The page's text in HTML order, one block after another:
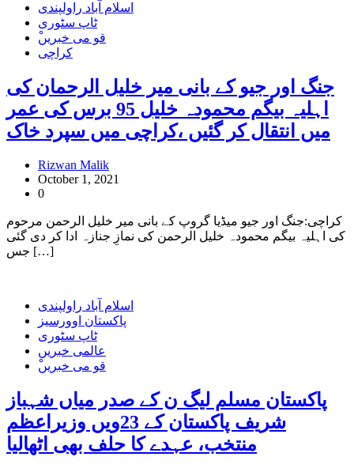
اسلام آباد راولپندی
ٹاپ سٹوری
ْقو می خبریں
کراچی
جنگ اور جیو کے بانی میر خلیل الرحمان کی
اہلیہ بیگم محمودہ خلیل 95 برس کی عمر
میں انتقال کر گئیں ،کراچی میں سپرد خاک
Rizwan Malik
October 1, 2021
0
کراچی:جنگ اور جیو میڈیا گروپ کے بانی میر خلیل الرحمن مرحوم
کی اہلیہ بیگم محمودہ خلیل الرحمن کی نمازِ جنازہ ادا کر دی گئی
جس […]
اسلام آباد راولپندی
پاکستان اوورسیز
ٹاپ سٹوری
عالمی خبریں
ْقو می خبریں
پاکستان مسلم لیگ ن کے صدر میاں شہباز
شریف پاکستان کے 23ویں وزیراعظم
منتخب، عہدے کا حلف بھی اٹھالیا